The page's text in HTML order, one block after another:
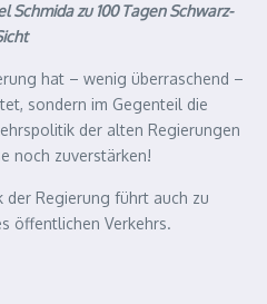
Schmida zu 100 Tagen Schwarz-
hat – wenig überraschend –
sondern im Gegenteil die
der alten Regierungen
noch zuverstärken!
der Regierung führt auch zu
öffentlichen Verkehrs.